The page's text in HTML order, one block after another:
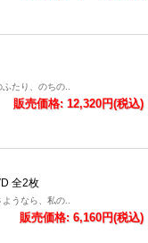
たり、のちの..
販売価格: 12,320円(税込)
全2枚
うなら、私の..
販売価格: 6,160円(税込)